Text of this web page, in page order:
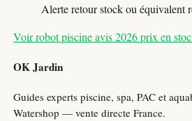
Alerte retour stock ou équivalent
Voir robot piscine avis 2026 prix en
OK Jardin
Guides experts piscine, spa, PAC et
Watershop — vente directe France.